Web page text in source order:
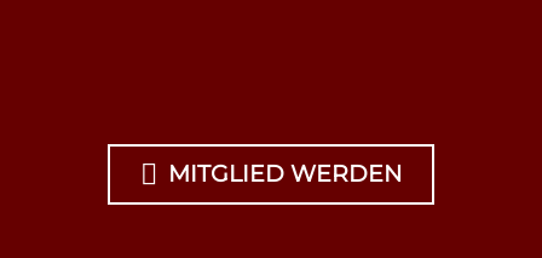
 MITGLIED WERDEN